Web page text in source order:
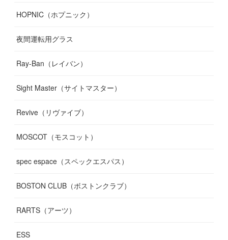
HOPNIC（ホプニック）
夜間運転用グラス
Ray-Ban（レイバン）
Sight Master（サイトマスター）
Revive（リヴァイブ）
MOSCOT（モスコット）
spec espace（スペックエスパス）
BOSTON CLUB（ボストンクラブ）
RARTS（アーツ）
ESS